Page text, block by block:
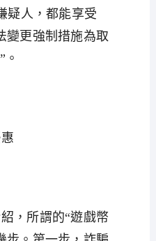
疑人，都能享受
變更強制措施為取
所謂的“遊戲幣